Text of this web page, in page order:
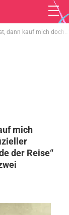
dann kauf mich
mich
der Reise“